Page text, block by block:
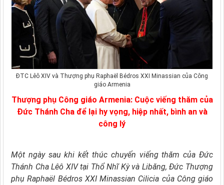
ĐTC Lêô XIV và Thượng phụ Raphaël Bédros XXI Minassian của Công
giáo Armenia
Thượng phụ Công giáo Armenia: Cuộc viếng thăm của
Đức Thánh Cha để lại hy vọng, hiệp nhất, bình an và
công lý
Một ngày sau khi kết thúc chuyến viếng thăm của Đức
Thánh Cha Lêô XIV tại Thổ Nhĩ Kỳ và Libăng, Đức Thượng
phụ Raphaël Bédros XXI Minassian Cilicia của Công giáo